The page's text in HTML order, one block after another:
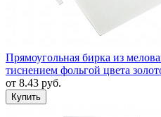
Прямоугольная бирка из
тиснением фольгой цвета
от 8.43 руб.